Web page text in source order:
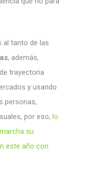
al tanto de las
, además,
trayectoria
y usando
personas,
por eso, lo
su
este año con